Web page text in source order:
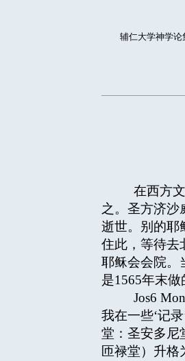
辅仁大学神学论
在西方文
之。圣方济沙
逝世。别的耶
住此，等待去
耶稣会会院。
是1565年末做
Jos6
我在一些‘记
堂：圣安多尼
匝禄堂）升格